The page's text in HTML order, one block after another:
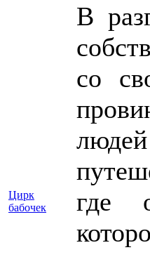
Цирк
бабочек
В
со
где